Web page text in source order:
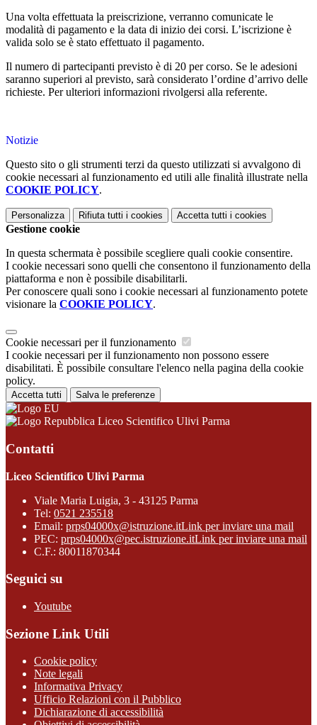
Una volta effettuata la preiscrizione, verranno comunicate le
modalità di pagamento e la data di inizio dei corsi. L’iscrizione è
valida solo se è stato effettuato il pagamento.
Il numero di partecipanti previsto è di 20 per corso. Se le adesioni
saranno superiori al previsto, sarà considerato l’ordine d’arrivo delle
richieste. Per ulteriori informazioni rivolgersi alla referente.
Notizie
Questo sito o gli strumenti terzi da questo utilizzati si avvalgono di
cookie necessari al funzionamento ed utili alle finalità illustrate nella
COOKIE POLICY.
Personalizza Rifiuta tutti i cookies Accetta tutti i cookies
Gestione cookie
In questa schermata è possibile scegliere quali cookie consentire.
I cookie necessari sono quelli che consentono il funzionamento della
piattaforma e non è possibile disabilitarli.
Per conoscere quali sono i cookie necessari al funzionamento potete
visionare la COOKIE POLICY.
Cookie necessari per il funzionamento
I cookie necessari per il funzionamento non possono essere
disabilitati. È possibile consultare l'elenco nella pagina della cookie
policy.
Accetta tutti Salva le preferenze
Liceo Scientifico Ulivi Parma
Contatti
Liceo Scientifico Ulivi Parma
Viale Maria Luigia, 3 - 43125 Parma
Tel: 0521 235518
Email: prps04000x@istruzione.itLink per inviare una mail
PEC: prps04000x@pec.istruzione.itLink per inviare una mail
C.F.: 80011870344
Seguici su
Youtube
Sezione Link Utili
Cookie policy
Note legali
Informativa Privacy
Ufficio Relazioni con il Pubblico
Dichiarazione di accessibilità